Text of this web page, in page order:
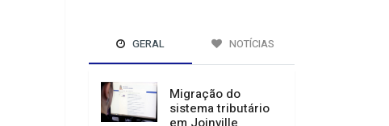
GERAL NOTÍCIAS